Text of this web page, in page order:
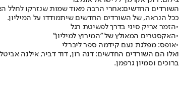
השורדים החדשים:אחרי הרבה מאוד שמות שנזרקו לחלל
ככל הנראה, של השורדים החדשים שיתמודדו על המיליון.
•הזמר אריק סיני בדרך לפשיטת רגל
•האקסטרים המאולץ של "המירוץ למיליון"
•אופס: מפלגת נעם קידמה ספר ליברלי
ואלו הם השורדים החדשים: דנה רון, דוד דביר, אילנה אביטל,
ברוכים וסמיון גרפמן.